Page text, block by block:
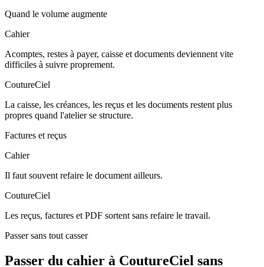
Quand le volume augmente
Cahier
Acomptes, restes à payer, caisse et documents deviennent vite
difficiles à suivre proprement.
CoutureCiel
La caisse, les créances, les reçus et les documents restent plus
propres quand l'atelier se structure.
Factures et reçus
Cahier
Il faut souvent refaire le document ailleurs.
CoutureCiel
Les reçus, factures et PDF sortent sans refaire le travail.
Passer sans tout casser
Passer du cahier à CoutureCiel sans